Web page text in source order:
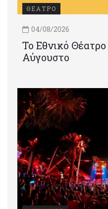
ΘΕΑΤΡΟ
04/08/2026
Το Εθνικό
Αύγουστο